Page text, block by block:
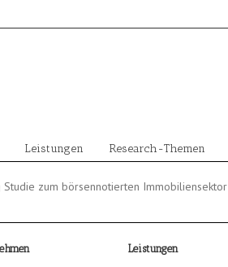
Leistungen Research-Themen
Studie zum börsennotierten Immobiliensektor
Leistungen